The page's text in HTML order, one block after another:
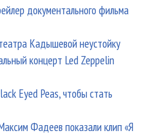
документального фильма
Кадышевой неустойку
концерт Led Zeppelin
Eyed Peas, чтобы стать
Фадеев показали клип «Я